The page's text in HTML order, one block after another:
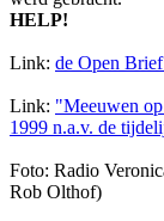
HELP!
Link: de Open
Link: "Meeuwen
1999 n.a.v. de
Foto: Radio
Rob Olthof)